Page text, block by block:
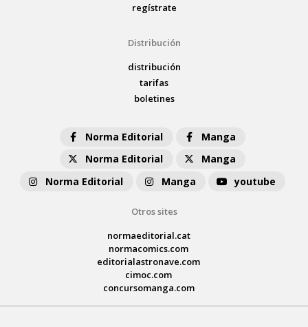
regístrate
Distribución
distribución
tarifas
boletines
Norma Editorial
Manga
Norma Editorial
Manga
Norma Editorial
Manga youtube
Otros sites
normaeditorial.cat
normacomics.com
editorialastronave.com
cimoc.com
concursomanga.com